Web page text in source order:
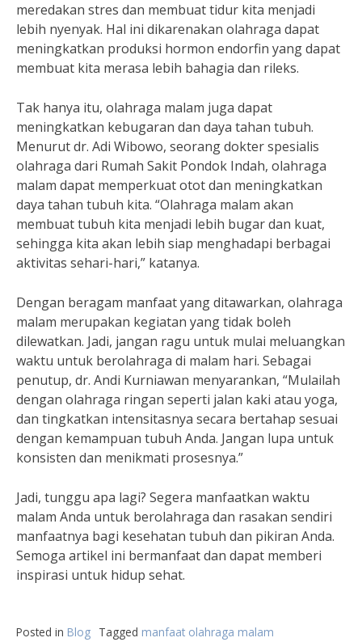
meredakan stres dan membuat tidur kita menjadi
lebih nyenyak. Hal ini dikarenakan olahraga dapat
meningkatkan produksi hormon endorfin yang dapat
membuat kita merasa lebih bahagia dan rileks.
Tak hanya itu, olahraga malam juga dapat
meningkatkan kebugaran dan daya tahan tubuh.
Menurut dr. Adi Wibowo, seorang dokter spesialis
olahraga dari Rumah Sakit Pondok Indah, olahraga
malam dapat memperkuat otot dan meningkatkan
daya tahan tubuh kita. “Olahraga malam akan
membuat tubuh kita menjadi lebih bugar dan kuat,
sehingga kita akan lebih siap menghadapi berbagai
aktivitas sehari-hari,” katanya.
Dengan beragam manfaat yang ditawarkan, olahraga
malam merupakan kegiatan yang tidak boleh
dilewatkan. Jadi, jangan ragu untuk mulai meluangkan
waktu untuk berolahraga di malam hari. Sebagai
penutup, dr. Andi Kurniawan menyarankan, “Mulailah
dengan olahraga ringan seperti jalan kaki atau yoga,
dan tingkatkan intensitasnya secara bertahap sesuai
dengan kemampuan tubuh Anda. Jangan lupa untuk
konsisten dan menikmati prosesnya.”
Jadi, tunggu apa lagi? Segera manfaatkan waktu
malam Anda untuk berolahraga dan rasakan sendiri
manfaatnya bagi kesehatan tubuh dan pikiran Anda.
Semoga artikel ini bermanfaat dan dapat memberi
inspirasi untuk hidup sehat.
Posted in Blog Tagged manfaat olahraga malam